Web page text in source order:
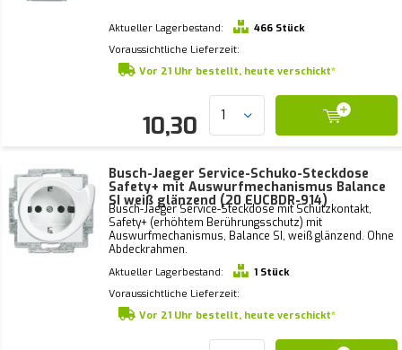
Aktueller Lagerbestand:
466 Stück
Voraussichtliche Lieferzeit:
Vor 21 Uhr bestellt, heute verschickt*
10,30
Busch-Jaeger Service-Schuko-Steckdose
Safety+ mit Auswurfmechanismus Balance
SI weiß glänzend (20 EUCBDR-914)
Busch-Jaeger Service-Steckdose mit Schutzkontakt,
Safety+ (erhöhtem Berührungsschutz) mit
Auswurfmechanismus, Balance SI, weiß glänzend. Ohne
Abdeckrahmen.
Aktueller Lagerbestand:
1 Stück
Voraussichtliche Lieferzeit:
Vor 21 Uhr bestellt, heute verschickt*